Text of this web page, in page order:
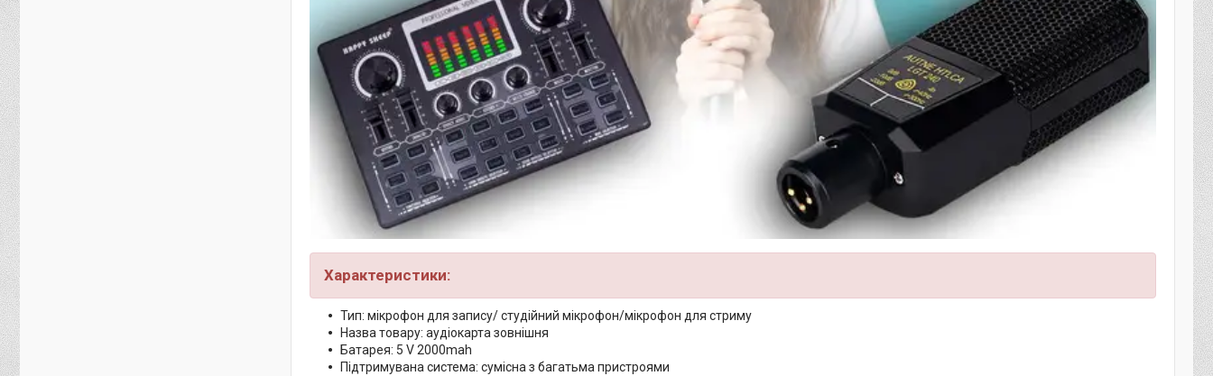
Характеристики:
Тип: мікрофон для запису/ студійний мікрофон/мікрофон для стриму
Назва товару: аудіокарта зовнішня
Батарея: 5 V 2000mah
Підтримувана система: сумісна з багатьма пристроями